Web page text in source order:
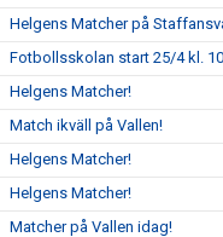
Helgens Matcher på
Fotbollsskolan start 25/4 kl.
Helgens Matcher!
Match ikväll på Vallen!
Helgens Matcher!
Helgens Matcher!
Matcher på Vallen idag!